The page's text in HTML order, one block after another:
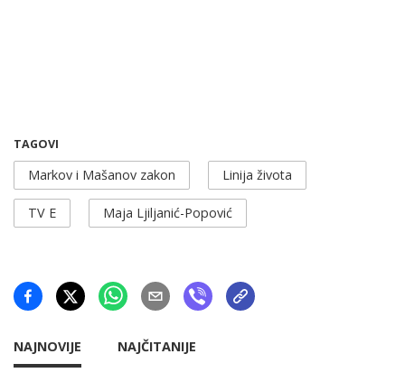
TAGOVI
Markov i Mašanov zakon Linija života
TV E Maja Ljiljanić-Popović
NAJNOVIJE NAJČITANIJE